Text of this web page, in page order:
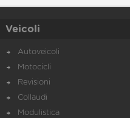
Veicoli
Autoveicoli
Motocicli
Revisioni
Collaudi
Modulistica